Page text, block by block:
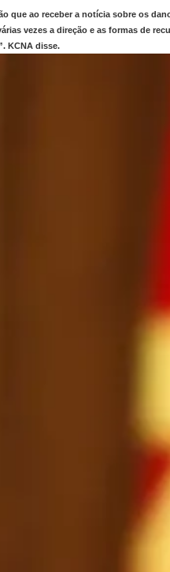
que ao receber a notícia sobre os
vezes a direção e as formas de
KCNA disse.